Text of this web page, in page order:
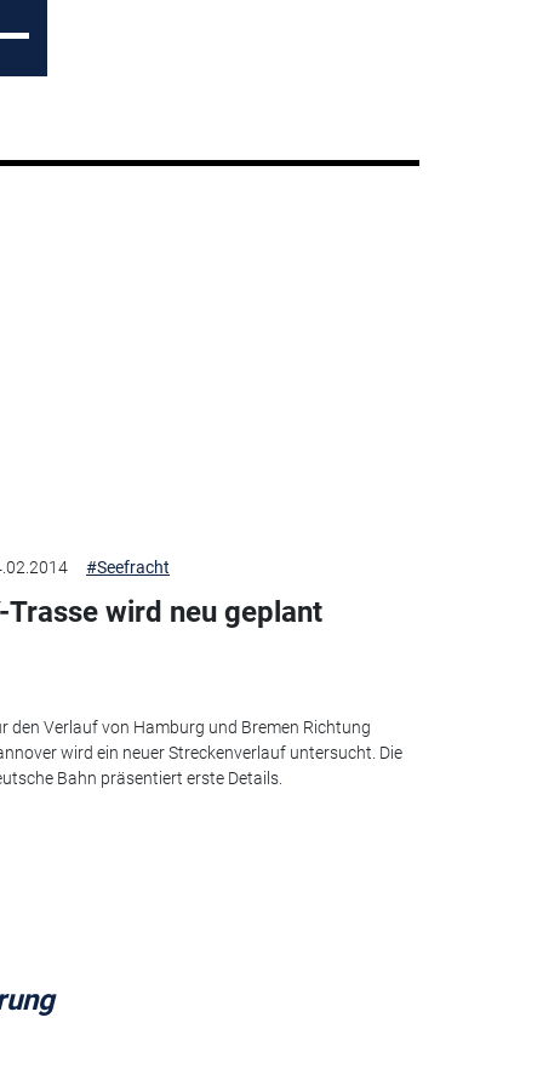
#Seefracht
Trasse wird neu geplant
den Verlauf von Hamburg und Bremen Richtung
wird ein neuer Streckenverlauf untersucht. Die
Bahn präsentiert erste Details.